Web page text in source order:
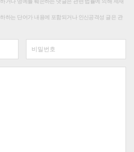
하는 단어가 내용에 포함되거나 인신공격성 글은 관